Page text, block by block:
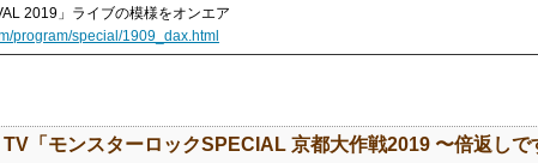
2019」ライブの模様をオンエア
program/special/1909_dax.html
「モンスターロックSPECIAL 京都大作戦2019 〜倍返しで